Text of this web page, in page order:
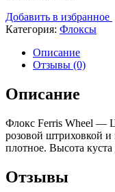
Добавить в избранное
Категория: Флоксы
Описание
Отзывы (0)
Описание
Флокс Ferris Wheel —
розовой штриховкой и
плотное. Высота
Отзывы